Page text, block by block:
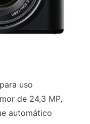
uso
de 24,3 MP,
automático